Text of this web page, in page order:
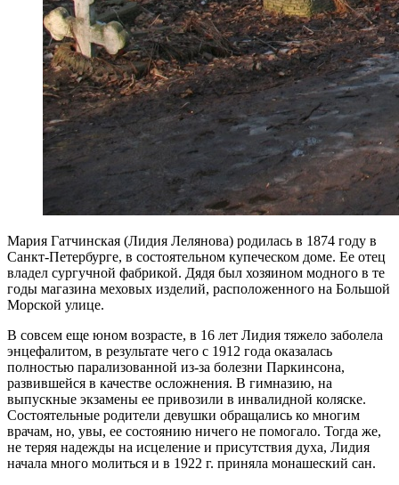
Мария Гатчинская (Лидия Лелянова) родилась в 1874 году в
Санкт-Петербурге, в состоятельном купеческом доме. Ее отец
владел сургучной фабрикой. Дядя был хозяином модного в те
годы магазина меховых изделий, расположенного на Большой
Морской улице.
В совсем еще юном возрасте, в 16 лет Лидия тяжело заболела
энцефалитом, в результате чего с 1912 года оказалась
полностью парализованной из-за болезни Паркинсона,
развившейся в качестве осложнения. В гимназию, на
выпускные экзамены ее привозили в инвалидной коляске.
Состоятельные родители девушки обращались ко многим
врачам, но, увы, ее состоянию ничего не помогало. Тогда же,
не теряя надежды на исцеление и присутствия духа, Лидия
начала много молиться и в 1922 г. приняла монашеский сан.